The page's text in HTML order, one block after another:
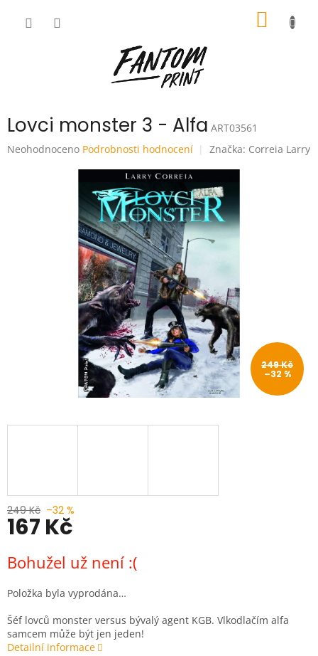
Lovci monster 3 - Alfa ART03561
Průměrné
Neohodnoceno Podrobnosti hodnocení Značka: Correia Larry
249 Kč
–32 %
249 Kč –32 %
167 Kč
cena:
Bohužel už není :(
Položka byla vyprodána…
Šéf lovců monster versus bývalý agent KGB. Vlkodlačím alfa
samcem může být jen jeden!
Detailní informace